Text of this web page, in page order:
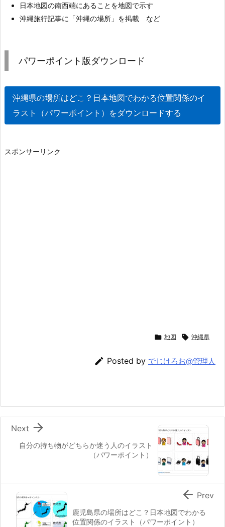
日本地図の南西端にあることを地図で示す
沖縄旅行記事に「沖縄の場所」を掲載 など
パワーポイント版ダウンロード
沖縄県の場所はどこ？日本地図でわかる位置関係のイ
ラスト（パワーポイント）をダウンロードする
スポンサーリンク
 地図  沖縄県
 Posted by でじけろお@管理人
自分の持ち物がどちらか迷う人のイラスト
（パワーポイント）

Next
鹿児島県の場所はどこ？日本地図でわかる
位置関係のイラスト（パワーポイント）
 Prev